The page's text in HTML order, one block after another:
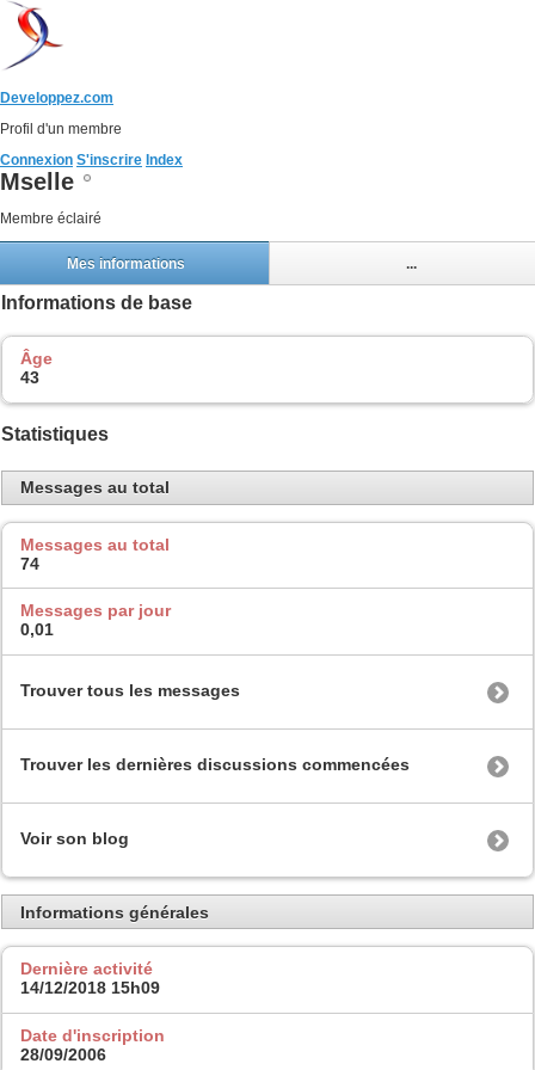
Developpez.com
Profil d'un membre
Connexion S'inscrire Index
Mselle
Membre éclairé
Mes informations ...
Informations de base
Âge
43
Statistiques
Messages au total
Messages au total
74
Messages par jour
0,01
Trouver tous les messages
Trouver les dernières discussions commencées
Voir son blog
Informations générales
Dernière activité
14/12/2018 15h09
Date d'inscription
28/09/2006